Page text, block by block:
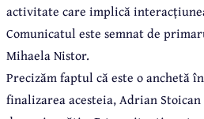
activitate care implică
Comunicatul este semnat de
Mihaela Nistor.
Precizăm faptul că este o anchetă
finalizarea acesteia, Adrian